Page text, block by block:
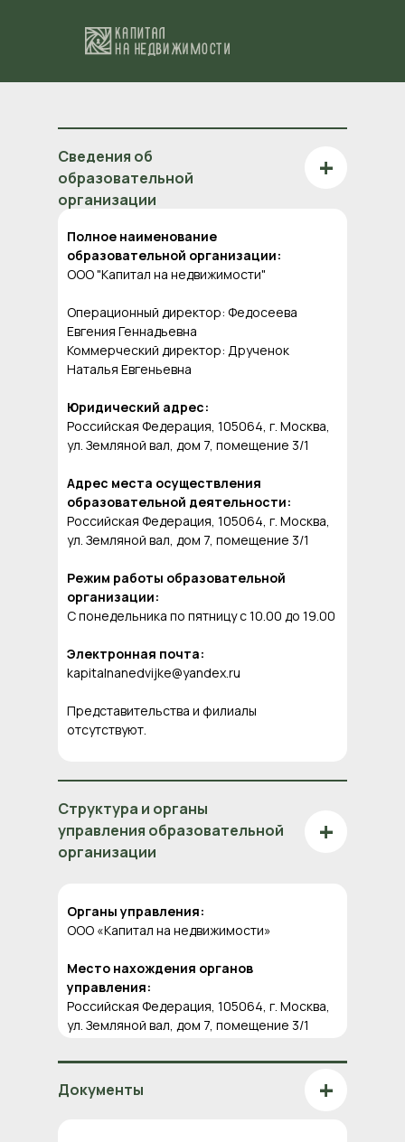
Сведения об
образовательной
организации
+
Полное наименование
образовательной организации:
ООО "Капитал на недвижимости"
Операционный директор: Федосеева
Евгения Геннадьевна
Коммерческий директор: Друченок
Наталья Евгеньевна
Юридический адрес:
Российская Федерация, 105064, г. Москва,
ул. Земляной вал, дом 7, помещение 3/1
Адрес места осуществления
образовательной деятельности:
Российская Федерация, 105064, г. Москва,
ул. Земляной вал, дом 7, помещение 3/1
Режим работы образовательной
организации:
С понедельника по пятницу с 10.00 до 19.00
Электронная почта:
kapitalnanedvijke@yandex.ru
Представительства и филиалы
отсутствуют.
Структура и органы
управления образовательной
организации
+
Органы управления:
ООО «Капитал на недвижимости»
Место нахождения органов
управления:
Российская Федерация, 105064, г. Москва,
ул. Земляной вал, дом 7, помещение 3/1
Документы +